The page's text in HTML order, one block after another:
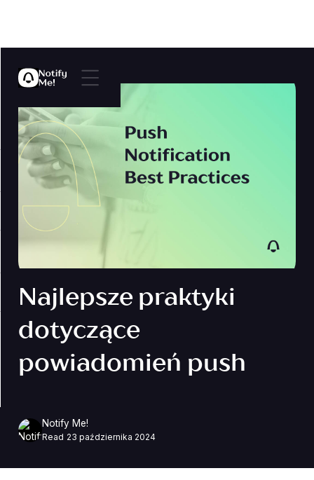
Najlepsze praktyki
dotyczące
powiadomień push
Notify Me!
Read 23 października 2024